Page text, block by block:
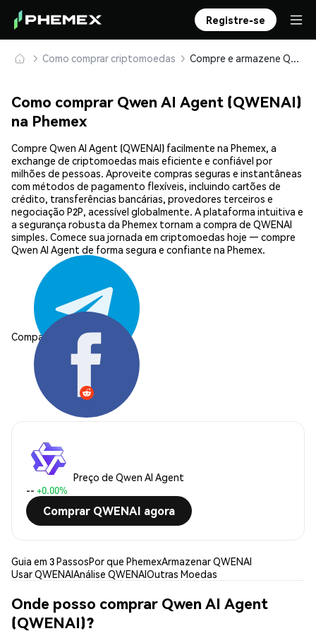
Registre-se
Como comprar criptomoedas Compre e armazene Qwen AI Agent (QWENAI) com segurança
Como comprar Qwen AI Agent (QWENAI)
na Phemex
Compre Qwen AI Agent (QWENAI) facilmente na Phemex, a
exchange de criptomoedas mais eficiente e confiável por
milhões de pessoas. Aproveite compras seguras e instantâneas
com métodos de pagamento flexíveis, incluindo cartões de
crédito, transferências bancárias, provedores terceiros e
negociação P2P, acessível globalmente. A plataforma intuitiva e
a segurança robusta da Phemex tornam a compra de QWENAI
simples. Comece sua jornada em criptomoedas hoje — compre
Qwen AI Agent de forma segura e confiante na Phemex.
Compartilhar:
Preço de Qwen AI Agent
-- +0.00%
Comprar QWENAI agora
Guia em 3 PassosPor que PhemexArmazenar QWENAI
Usar QWENAIAnálise QWENAIOutras Moedas
Onde posso comprar Qwen AI Agent
(QWENAI)?